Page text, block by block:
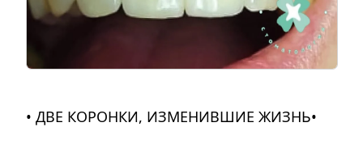
• ДВЕ КОРОНКИ, ИЗМЕНИВШИЕ ЖИЗНЬ•